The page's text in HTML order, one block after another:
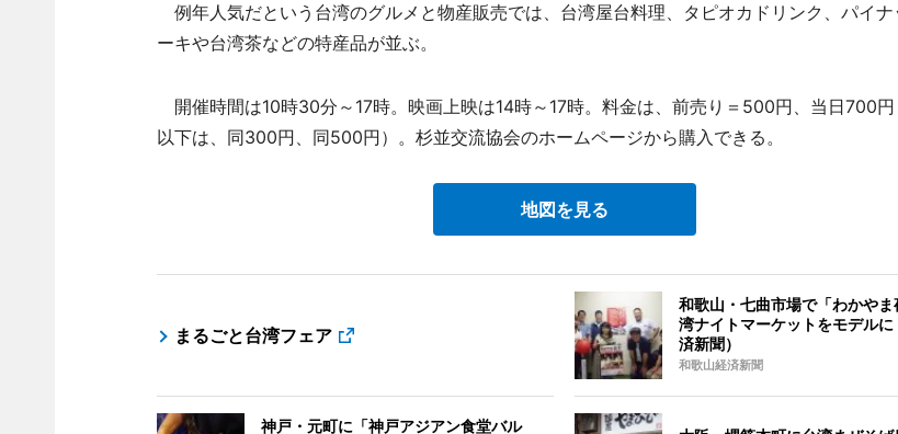
例年人気だという台湾のグルメと物産販売では、台湾屋台料理、タピオカドリンク、パイナ
ーキや台湾茶などの特産品が並ぶ。
開催時間は10時30分～17時。映画上映は14時～17時。料金は、前売り＝500円、当日700円
以下は、同300円、同500円）。杉並交流協会のホームページから購入できる。
地図を見る
まるごと台湾フェア
和歌山・七曲市場で「わかやま
湾ナイトマーケットをモデル
済新聞）
和歌山経済新聞
神戸・元町に「神戸アジアン食堂バル